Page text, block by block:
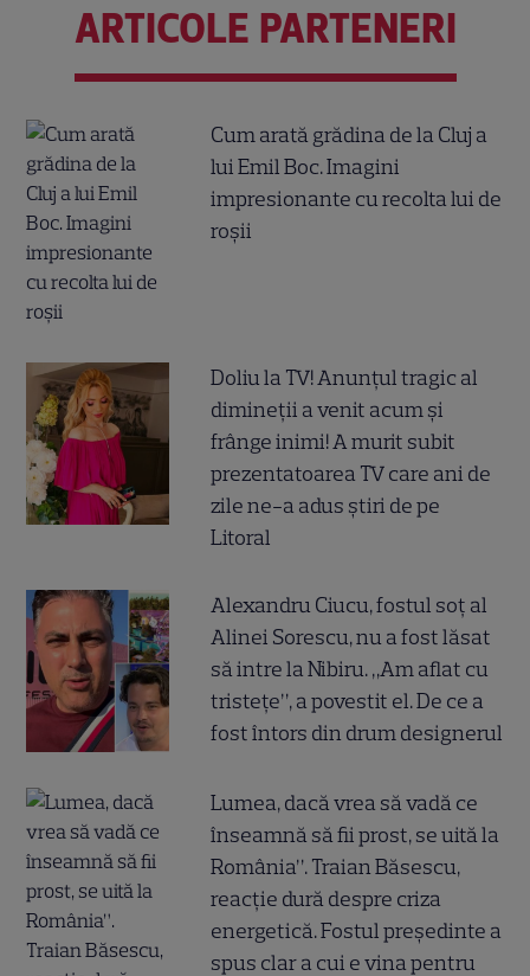
ARTICOLE PARTENERI
Cum arată grădina de la Cluj a
lui Emil Boc. Imagini
impresionante cu recolta lui de
roșii
Doliu la TV! Anunțul tragic al
dimineții a venit acum și
frânge inimi! A murit subit
prezentatoarea TV care ani de
zile ne-a adus știri de pe
Litoral
Alexandru Ciucu, fostul soț al
Alinei Sorescu, nu a fost lăsat
să intre la Nibiru. „Am aflat cu
tristețe”, a povestit el. De ce a
fost întors din drum designerul
Lumea, dacă vrea să vadă ce
înseamnă să fii prost, se uită la
România”. Traian Băsescu,
reacție dură despre criza
energetică. Fostul președinte a
spus clar a cui e vina pentru